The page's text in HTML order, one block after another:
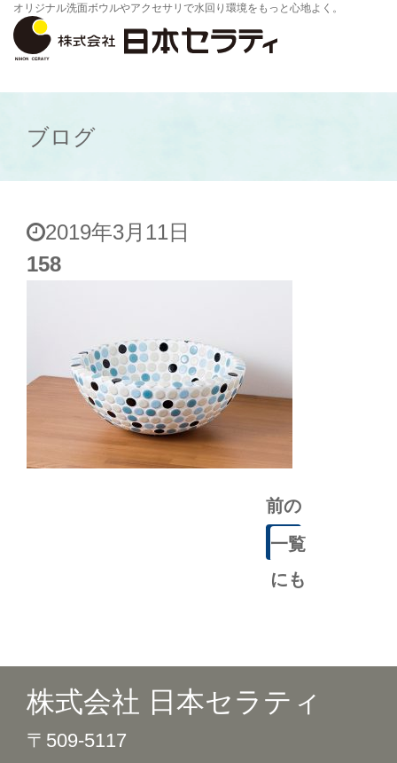
オリジナル洗面ボウルやアクセサリで水回り環境をもっと心地よく。
ブログ
2019年3月11日
158
前の
記事
一覧
にも
株式会社 日本セラティ
〒509-5117